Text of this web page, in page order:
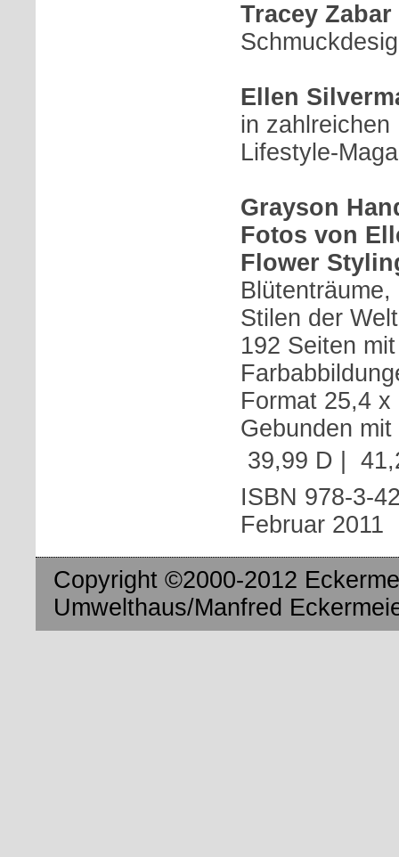
Tracey Zabar
Ellen
in zahlreichen
Lifestyle-
Grayson
Fotos von
Flower
Stilen der Welt
192 Seiten
Format 25,4 x
Gebunden
 39,99 D | 
ISBN 978-3-
Februar 2011
Copyright ©2000-2012
Umwelthaus/Manfred